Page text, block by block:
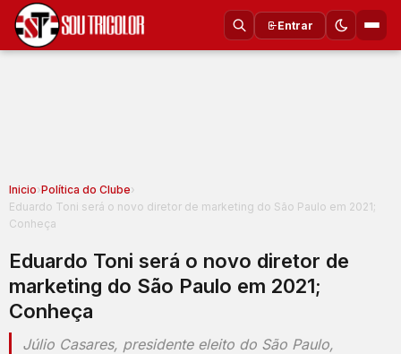
Entrar
Inicio›Política do Clube›
Eduardo Toni será o novo diretor de marketing do São Paulo em 2021;
Conheça
Eduardo Toni será o novo diretor de
marketing do São Paulo em 2021;
Conheça
Júlio Casares, presidente eleito do São Paulo,